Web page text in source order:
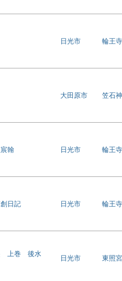
日光市 輪王寺
大田原市 笠石
翰 日光市 輪王寺
日記 日光市 輪王寺
上巻 後水
日光市 東照宮